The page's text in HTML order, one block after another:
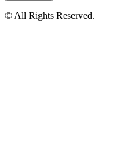
© All Rights Reserved.